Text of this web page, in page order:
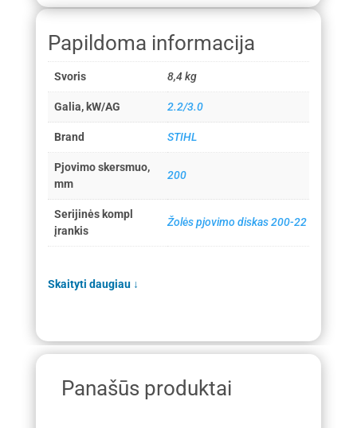
Papildoma informacija
Svoris 8,4 kg
Galia, kW/AG 2.2/3.0
Brand STIHL
Pjovimo skersmuo,
mm
200
Serijinės kompl
įrankis
Žolės pjovimo diskas 200-22
Skaityti daugiau ↓
Panašūs produktai